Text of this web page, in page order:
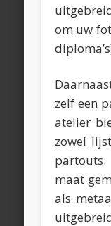
om uw
zelf een
atelier
zowel
maat
als